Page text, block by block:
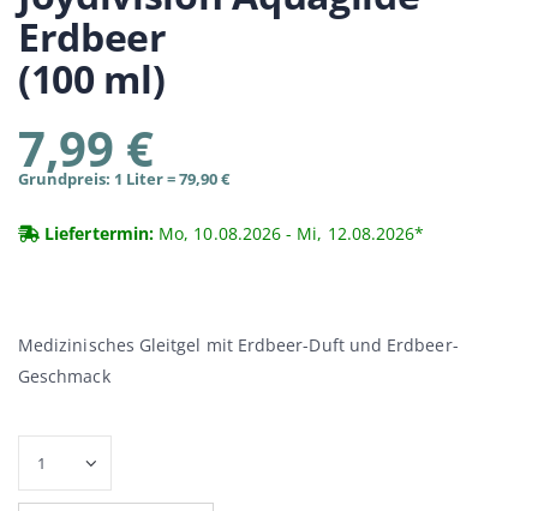
Erdbeer
(100 ml)
7,99 €
Grundpreis: 1 Liter = 79,90 €
Liefertermin: Mo, 10.08.2026 - Mi, 12.08.2026*
Medizinisches Gleitgel mit Erdbeer-Duft und Erdbeer-
Geschmack